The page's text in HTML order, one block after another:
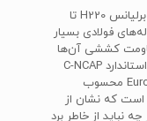
نسبت فولاد مقاوم استفاده‌شده در بدنه‌ی برلیانس H220 تا
فولادی بسیار
کششی آن‌ها
معادل 1500 مگاپاسکال است. این خودرو با استاندارد C-NCAP
که به نوعی معادل چینی استاندارد Euro NCAP محسوب
است که نشان از
نباید از خاطر برد